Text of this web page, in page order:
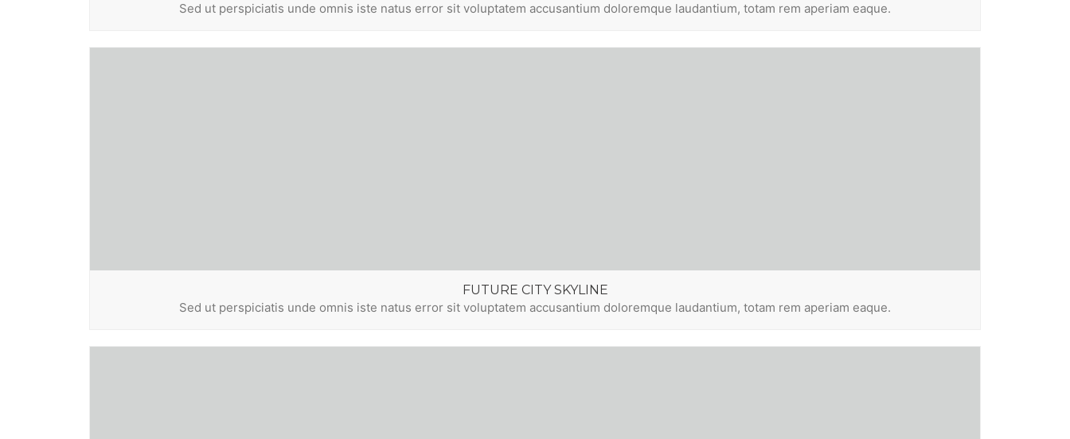
Sed ut perspiciatis unde omnis iste natus error sit voluptatem accusantium doloremque laudantium, totam rem aperiam eaque.
FUTURE CITY SKYLINE
Sed ut perspiciatis unde omnis iste natus error sit voluptatem accusantium doloremque laudantium, totam rem aperiam eaque.